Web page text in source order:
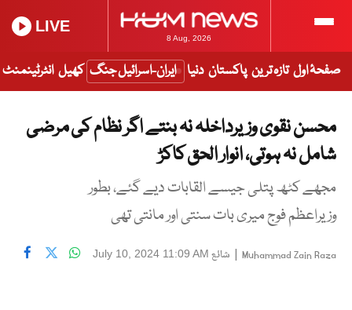
8 Aug, 2026
LIVE
صفحۂ اول تازہ ترین پاکستان دنیا ایران-اسرائیل جنگ کھیل انٹرٹینمنٹ
محسن نقوی وزیرداخلہ نہ بنتے اگر نظام کی مرضی
شامل نہ ہوتی، انوار الحق کاکڑ
مجھے کٹھ پتلی جیسے القابات دیے گئے، بطور
وزیراعظم فوج میری بات سنتی اور مانتی تھی
Muhammad Zain Raza
| شائع July 10, 2024 11:09 AM